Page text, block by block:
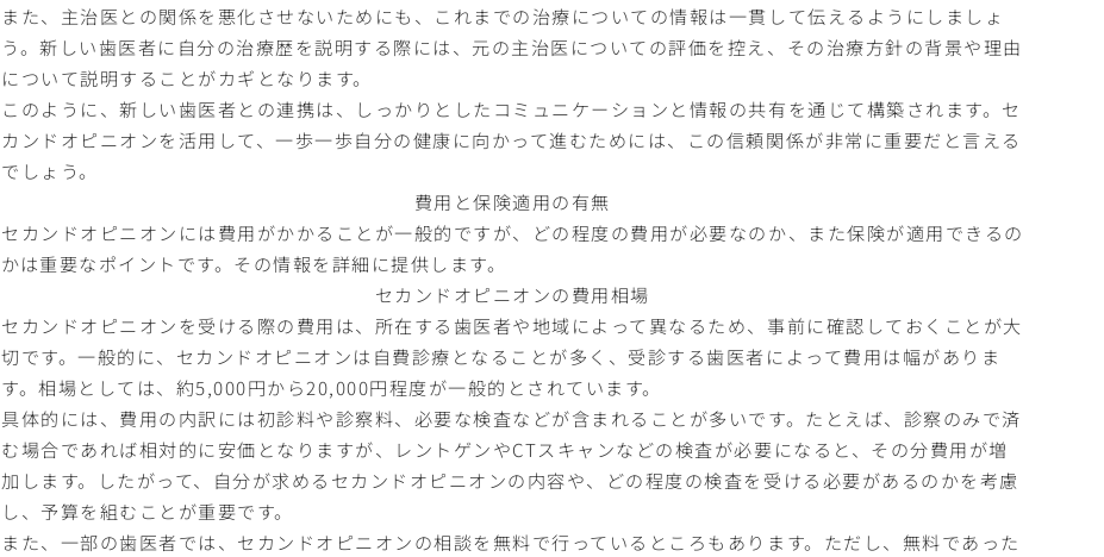
また、主治医との関係を悪化させないためにも、これまでの治療についての情報は一貫して伝えるようにしましょ
う。新しい歯医者に自分の治療歴を説明する際には、元の主治医についての評価を控え、その治療方針の背景や理由
について説明することがカギとなります。
このように、新しい歯医者との連携は、しっかりとしたコミュニケーションと情報の共有を通じて構築されます。セ
カンドオピニオンを活用して、一歩一歩自分の健康に向かって進むためには、この信頼関係が非常に重要だと言える
でしょう。
費用と保険適用の有無
セカンドオピニオンには費用がかかることが一般的ですが、どの程度の費用が必要なのか、また保険が適用できるの
かは重要なポイントです。その情報を詳細に提供します。
セカンドオピニオンの費用相場
セカンドオピニオンを受ける際の費用は、所在する歯医者や地域によって異なるため、事前に確認しておくことが大
切です。一般的に、セカンドオピニオンは自費診療となることが多く、受診する歯医者によって費用は幅がありま
す。相場としては、約5,000円から20,000円程度が一般的とされています。
具体的には、費用の内訳には初診料や診察料、必要な検査などが含まれることが多いです。たとえば、診察のみで済
む場合であれば相対的に安価となりますが、レントゲンやCTスキャンなどの検査が必要になると、その分費用が増
加します。したがって、自分が求めるセカンドオピニオンの内容や、どの程度の検査を受ける必要があるのかを考慮
し、予算を組むことが重要です。
また、一部の歯医者では、セカンドオピニオンの相談を無料で行っているところもあります。ただし、無料であった